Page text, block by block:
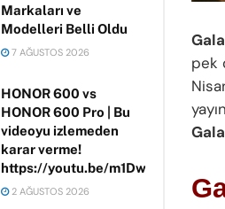
Markaları ve
Modelleri Belli Oldu
7 AĞUSTOS 2026
HONOR 600 vs
HONOR 600 Pro | Bu
videoyu izlemeden
karar verme!
https://youtu.be/m1DwhP3lPCM
2 AĞUSTOS 2026
pek